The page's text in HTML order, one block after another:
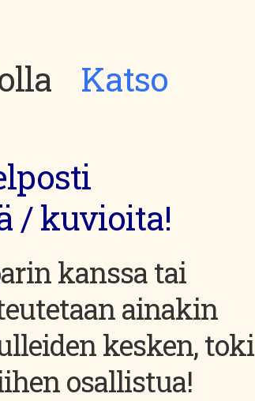
Katso
/ kuvioita!
kanssa tai
ainakin
kesken, toki
osallistua!